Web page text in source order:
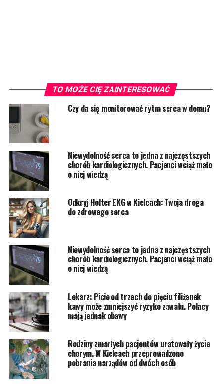
TO MOŻE CIĘ ZAINTERESOWAĆ
Czy da się monitorować rytm serca w domu?
Niewydolność serca to jedna z najczęstszych
chorób kardiologicznych. Pacjenci wciąż mało
o niej wiedzą
Odkryj Holter EKG w Kielcach: Twoja droga
do zdrowego serca
Niewydolność serca to jedna z najczęstszych
chorób kardiologicznych. Pacjenci wciąż mało
o niej wiedzą
Lekarz: Picie od trzech do pięciu filiżanek
kawy może zmniejszyć ryzyko zawału. Polacy
mają jednak obawy
Rodziny zmarłych pacjentów uratowały życie
chorym. W Kielcach przeprowadzono
pobrania narządów od dwóch osób